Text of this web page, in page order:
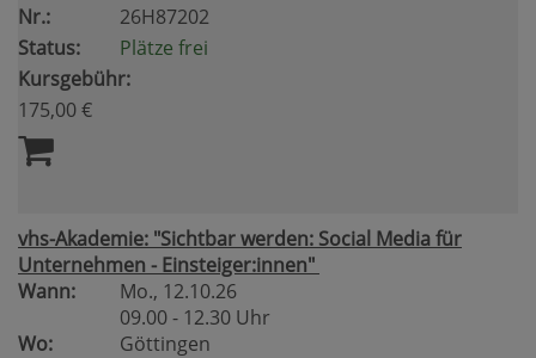
Nr.:
26H87202
Status:
Plätze frei
Kursgebühr:
175,00 €
vhs-Akademie: "Sichtbar werden: Social Media für
Unternehmen - Einsteiger:innen"
Wann:
Mo., 12.10.26
09.00 - 12.30 Uhr
Wo:
Göttingen